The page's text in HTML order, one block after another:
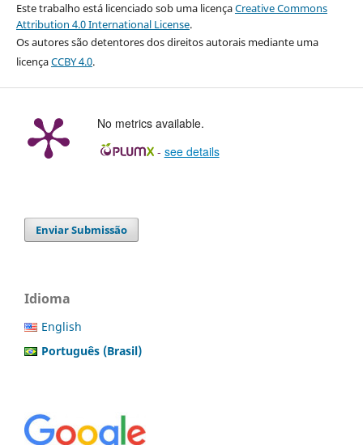
Este trabalho está licenciado sob uma licençaCreative Commons
Attribution 4.0 International License.
Os autores são detentores dos direitos autorais mediante uma
licençaCCBY 4.0.
No metrics available.
- see details
Enviar Submissão
Idioma
English
Português (Brasil)